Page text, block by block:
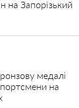
на Запорізький
медалі
на